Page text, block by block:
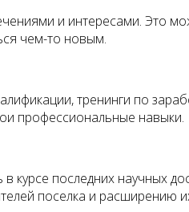
и интересами. Это
чем-то новым.
тренинги по
профессиональные навыки.
курсе последних научных
поселка и расширению